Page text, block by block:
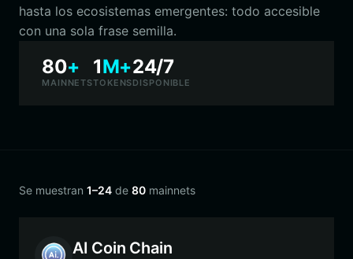
hasta los ecosistemas emergentes: todo accesible
con una sola frase semilla.
80+
MAINNETS
1M+
TOKENS
24/7
DISPONIBLE
Se muestran 1–24 de 80 mainnets
AI Coin Chain